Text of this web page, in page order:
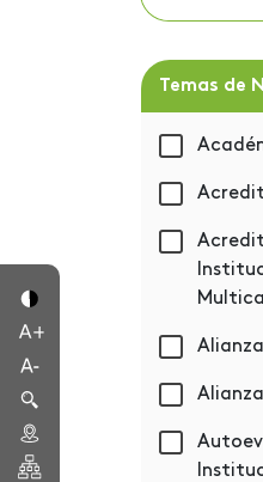
Temas de